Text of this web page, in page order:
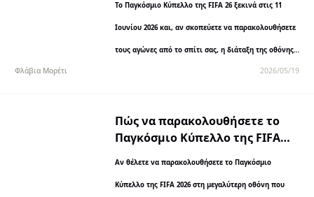
έναρξη του Παγκοσμίου
Κυπέλλου FIFA 26
Το Παγκόσμιο Κύπελλο της FIFA 26 ξεκινά στις 11
Ιουνίου 2026 και, αν σκοπεύετε να παρακολουθήσετε
τους αγώνες από το σπίτι σας, η διάταξη της οθόνης
σας παίζει σημαντικό ρόλο. Ένα κινητό είναι…
Φλάβια Μορέτι 2026/05/19
Πώς να παρακολουθήσετε το
Παγκόσμιο Κύπελλο της FIFA
χρησιμοποιώντας την
αναπαραγωγή οθόνης
Αν θέλετε να παρακολουθήσετε το Παγκόσμιο
Κύπελλο της FIFA 2026 στη μεγαλύτερη οθόνη που